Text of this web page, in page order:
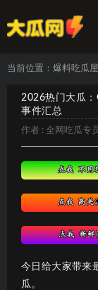
当前位置： 爆料吃瓜
2026热门大瓜：
事件汇总
作者 : 全网吃瓜专
今日给大家带来
瓜。